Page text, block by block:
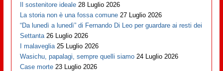
Il sostenitore ideale 28 Luglio 2026
La storia non è una fossa comune 27 Luglio 2026
“Da lunedì a lunedì” di Fernando Di Leo per guardare ai resti dei
Settanta 26 Luglio 2026
I malaveglia 25 Luglio 2026
Wasichu, papalagi, sempre quelli siamo 24 Luglio 2026
Case morte 23 Luglio 2026